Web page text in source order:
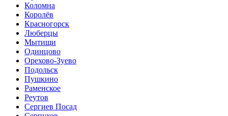
Коломна
Королёв
Красногорск
Люберцы
Мытищи
Одинцово
Орехово-Зуево
Подольск
Пушкино
Раменское
Реутов
Сергиев Посад